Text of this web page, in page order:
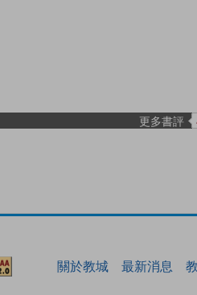
更多書評
關於教城 最新消息